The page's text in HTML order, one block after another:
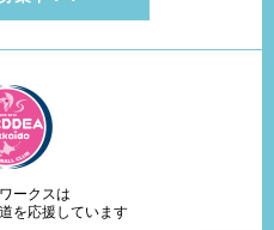
ークスは
を応援しています